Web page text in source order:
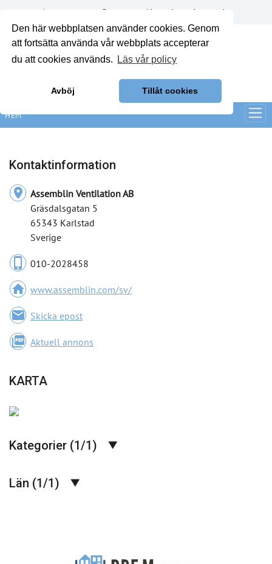
Den här webbplatsen använder cookies. Genom
att fortsätta använda vår webbplats accepterar
du att cookies används.
Läs vår policy
Avböj Tillåt cookies
Annonsera Om oss Kontakt Logga in
HEM
Kontaktinformation
location_on Assemblin Ventilation AB
Gräsdalsgatan 5
65343 Karlstad
Sverige
phone_iphone 010-2028458
home www.assemblin.com/sv/
email Skicka epost
picture_as_pdf Aktuell annons
KARTA
Kategorier (1/1)
Län (1/1)